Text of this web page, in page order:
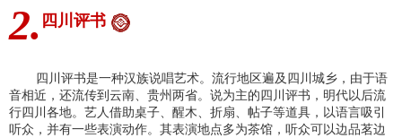
2. 四川评书
四川评书是一种汉族说唱艺术。流行地区遍及四川城乡，由于语
音相近，还流传到云南、贵州两省。说为主的四川评书，明代以后流
行四川各地。艺人借助桌子、醒木、折扇、帖子等道具，以语言吸引
听众，并有一些表演动作。其表演地点多为茶馆，听众可以边品茗边